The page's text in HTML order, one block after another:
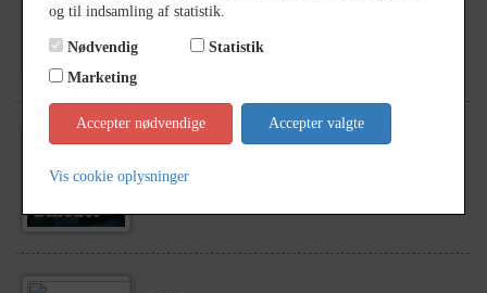
1989
Glostrup Centret
og til indsamling af statistik.
Nødvendig
Statistik
Marketing
Accepter nødvendige Accepter valgte
Vis cookie oplysninger